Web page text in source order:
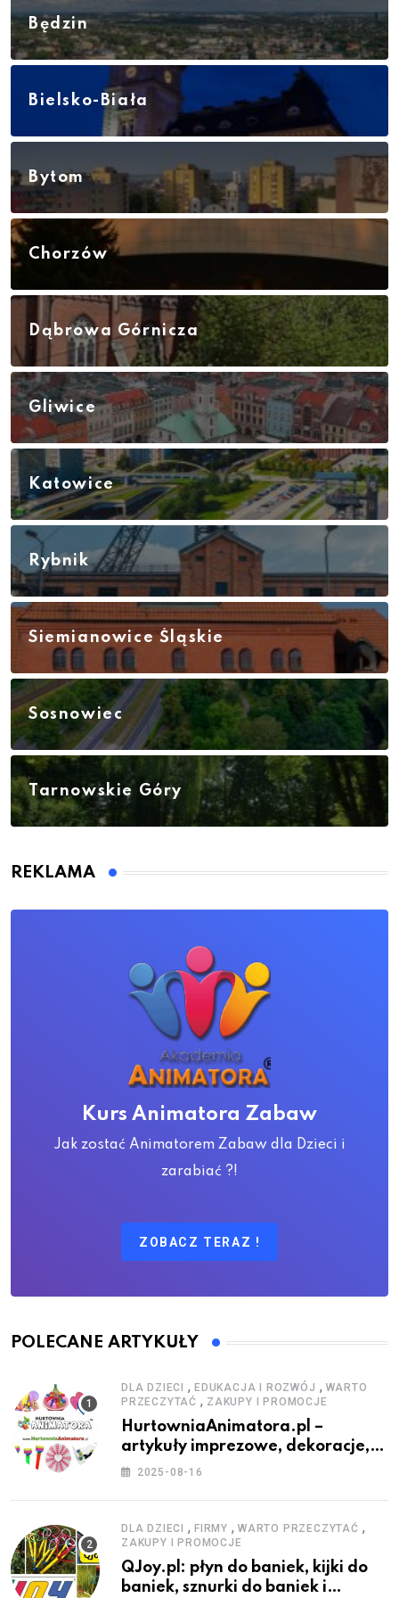
Będzin
Bielsko-Biała
Bytom
Chorzów
Dąbrowa Górnicza
Gliwice
Katowice
Rybnik
Siemianowice Śląskie
Sosnowiec
Tarnowskie Góry
REKLAMA
Kurs Animatora Zabaw
Jak zostać Animatorem Zabaw dla Dzieci i
zarabiać ?!
ZOBACZ TERAZ !
POLECANE ARTYKUŁY
DLA DZIECI , EDUKACJA I ROZWÓJ , WARTO
PRZECZYTAĆ , ZAKUPY I PROMOCJE
HurtowniaAnimatora.pl –
artykuły imprezowe, dekoracje,
stroje i akcesoria dla animatorów
2025-08-16
DLA DZIECI , FIRMY , WARTO PRZECZYTAĆ ,
ZAKUPY I PROMOCJE
QJoy.pl: płyn do baniek, kijki do
baniek, sznurki do baniek i